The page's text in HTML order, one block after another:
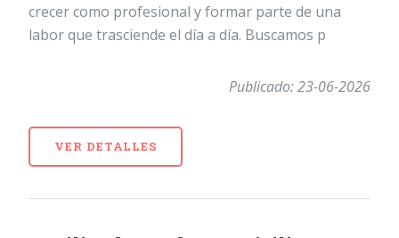
crecer como profesional y formar parte de una
labor que trasciende el día a día. Buscamos p
Publicado: 23-06-2026
VER DETALLES